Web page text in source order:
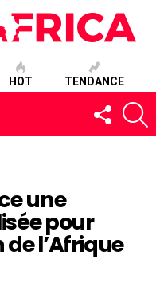
HOT TENDANCE
SUIVEZ-
NOUS
une
pour
l’Afrique